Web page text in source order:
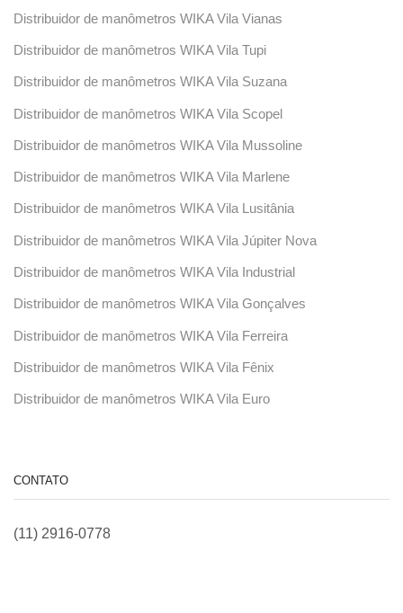
Distribuidor de manômetros WIKA Vila Vianas
Distribuidor de manômetros WIKA Vila Tupi
Distribuidor de manômetros WIKA Vila Suzana
Distribuidor de manômetros WIKA Vila Scopel
Distribuidor de manômetros WIKA Vila Mussoline
Distribuidor de manômetros WIKA Vila Marlene
Distribuidor de manômetros WIKA Vila Lusitânia
Distribuidor de manômetros WIKA Vila Júpiter Nova
Distribuidor de manômetros WIKA Vila Industrial
Distribuidor de manômetros WIKA Vila Gonçalves
Distribuidor de manômetros WIKA Vila Ferreira
Distribuidor de manômetros WIKA Vila Fênix
Distribuidor de manômetros WIKA Vila Euro
CONTATO
(11) 2916-0778